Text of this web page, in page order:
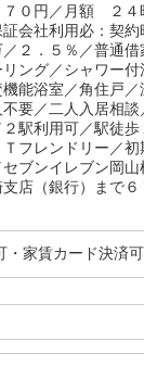
０円／月額 ２４
社利用必：契約
２．５％／普通借
ング／シャワー付
能浴室／角住戸／
要／二人入居相談
駅利用可／駅徒
フレンドリー／初
ブンイレブン岡
店（銀行）まで
・家賃カード決済可